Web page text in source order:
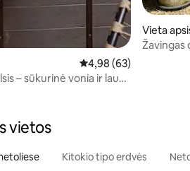
Vidutinis įvertinimas:
4,98 (63)
– sūkurinė vonia ir lauko
Vieta
Žavingas
vietos
Kitokio tipo erdvės